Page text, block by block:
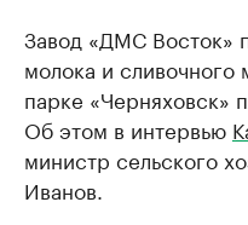
Завод «ДМС Восток»
молока и сливочного
парке «Черняховск»
Об этом в интервью
министр сельского
Иванов.